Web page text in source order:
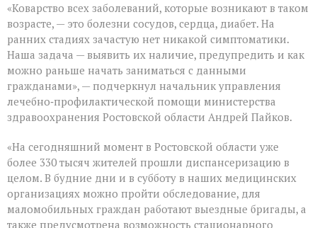
«Коварство всех заболеваний, которые возникают в таком
возрасте, — это болезни сосудов, сердца, диабет. На
ранних стадиях зачастую нет никакой симптоматики.
Наша задача — выявить их наличие, предупредить и как
можно раньше начать заниматься с данными
гражданами», — подчеркнул начальник управления
лечебно‑профилактической помощи министерства
здравоохранения Ростовской области Андрей Пайков.
«На сегодняшний момент в Ростовской области уже
более 330 тысяч жителей прошли диспансеризацию в
целом. В будние дни и в субботу в наших медицинских
организациях можно пройти обследование, для
маломобильных граждан работают выездные бригады, а
также предусмотрена возможность стационарного